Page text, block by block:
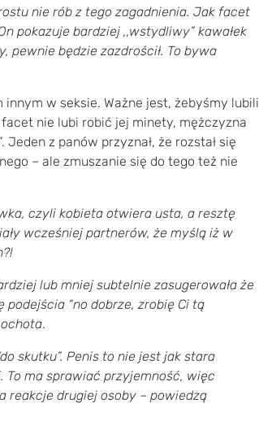
nie rób z tego zagadnienia. Jak facet
pokazuje bardziej ,,wstydliwy” kawałek
pewnie będzie zazdrościł. To bywa
w seksie. Ważne jest, żebyśmy lubili
nie lubi robić jej minety, mężczyzna
z panów przyznał, że rozstał się
– ale zmuszanie się do tego też nie
czyli kobieta otwiera usta, a resztę
wcześniej partnerów, że myślą iż w
lub mniej subtelnie zasugerowała że
“no dobrze, zrobię Ci tą
ochota.
skutku”. Penis to nie jest jak stara
To ma sprawiać przyjemność, więc
reakcje drugiej osoby – powiedzą